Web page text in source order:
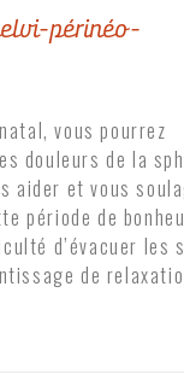
périnéo-
vous pourrez
douleurs de la
aider et vous
période de
d’évacuer les
de